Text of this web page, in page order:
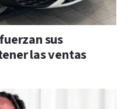
sus
las ventas